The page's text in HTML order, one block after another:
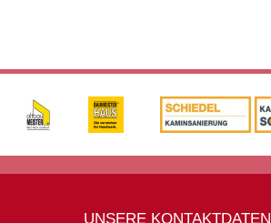
UNSERE KONTAKTDATEN